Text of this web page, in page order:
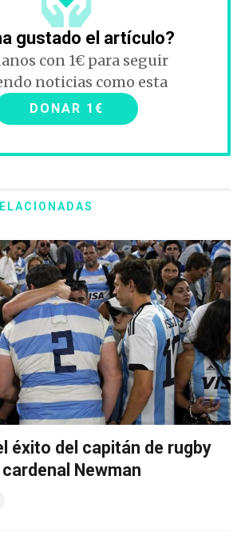
gustado el artículo?
con 1€ para seguir
noticias como esta
DONAR 1€
éxito del capitán de rugby
Newman